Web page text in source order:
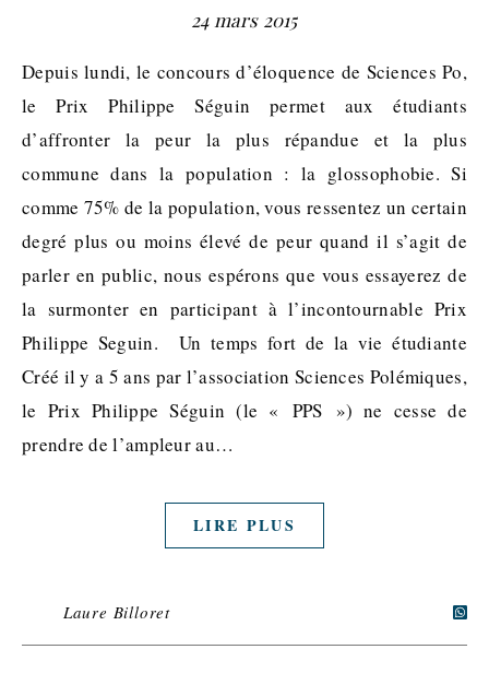
24 mars 2015
Depuis lundi, le concours d’éloquence de Sciences Po,
le Prix Philippe Séguin permet aux étudiants
d’affronter la peur la plus répandue et la plus
commune dans la population : la glossophobie. Si
comme 75% de la population, vous ressentez un certain
degré plus ou moins élevé de peur quand il s’agit de
parler en public, nous espérons que vous essayerez de
la surmonter en participant à l’incontournable Prix
Philippe Seguin. Un temps fort de la vie étudiante
Créé il y a 5 ans par l’association Sciences Polémiques,
le Prix Philippe Séguin (le « PPS ») ne cesse de
prendre de l’ampleur au…
LIRE PLUS
Laure Billoret